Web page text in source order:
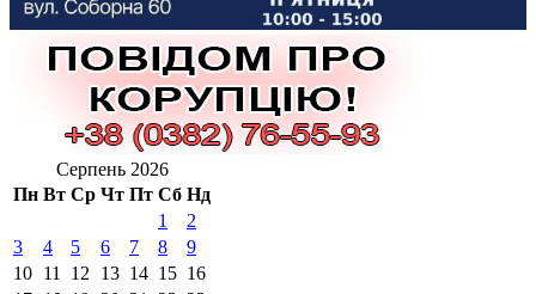
Серпень 2026
Пн Вт Ср Чт Пт Сб Нд
1
2
3
4 5 6 7 8
9
10 11 12 13 14 15 16